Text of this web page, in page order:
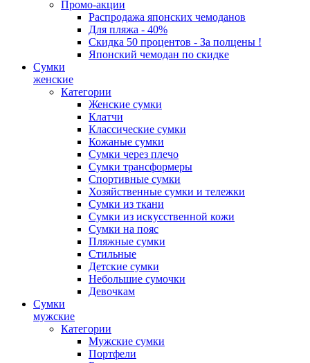
Промо-акции
Распродажа японских чемоданов
Для пляжа - 40%
Скидка 50 процентов - За полцены !
Японский чемодан по скидке
Сумки
женские
Категории
Женские сумки
Клатчи
Классические сумки
Кожаные сумки
Сумки через плечо
Сумки трансформеры
Спортивные сумки
Хозяйственные сумки и тележки
Сумки из ткани
Сумки из искусственной кожи
Сумки на пояс
Пляжные сумки
Стильные
Детские сумки
Небольшие сумочки
Девочкам
Сумки
мужские
Категории
Мужские сумки
Портфели